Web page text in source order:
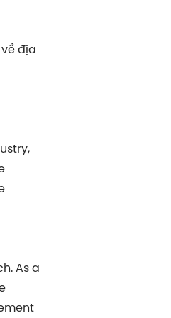
địa
As a